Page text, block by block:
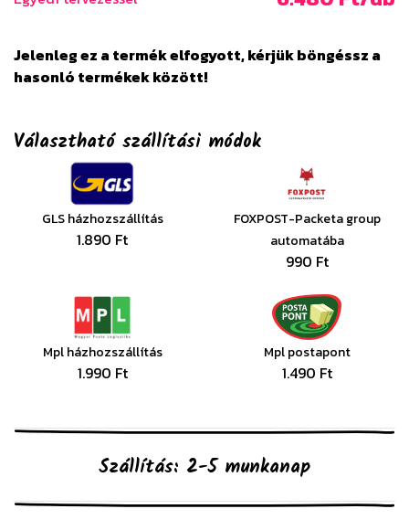
Jelenleg ez a termék elfogyott, kérjük böngéssz a
hasonló termékek között!
Választható szállítási módok
GLS házhozszállítás
1.890 Ft
FOXPOST-Packeta group
automatába
990 Ft
Mpl házhozszállítás
1.990 Ft
Mpl postapont
1.490 Ft
Szállítás: 2-5 munkanap